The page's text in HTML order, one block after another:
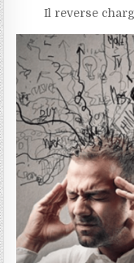
Il reverse